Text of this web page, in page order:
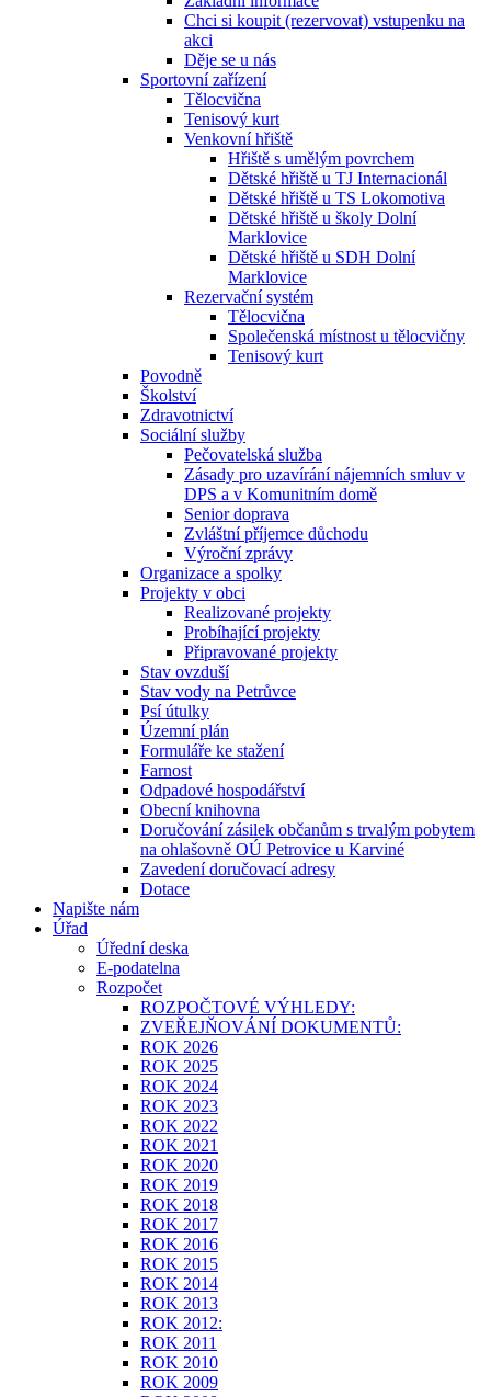
Chci si koupit (rezervovat) vstupenku na
akci
Děje se u nás
Sportovní zařízení
Tělocvična
Tenisový kurt
Venkovní hřiště
Hřiště s umělým povrchem
Dětské hřiště u TJ Internacionál
Dětské hřiště u TS Lokomotiva
Dětské hřiště u školy Dolní
Marklovice
Dětské hřiště u SDH Dolní
Marklovice
Rezervační systém
Tělocvična
Společenská místnost u tělocvičny
Tenisový kurt
Povodně
Školství
Zdravotnictví
Sociální služby
Pečovatelská služba
Zásady pro uzavírání nájemních smluv v
DPS a v Komunitním domě
Senior doprava
Zvláštní příjemce důchodu
Výroční zprávy
Organizace a spolky
Projekty v obci
Realizované projekty
Probíhající projekty
Připravované projekty
Stav ovzduší
Stav vody na Petrůvce
Psí útulky
Územní plán
Formuláře ke stažení
Farnost
Odpadové hospodářství
Obecní knihovna
Doručování zásilek občanům s trvalým pobytem
na ohlašovně OÚ Petrovice u Karviné
Zavedení doručovací adresy
Dotace
Napište nám
Úřad
Úřední deska
E-podatelna
Rozpočet
ROZPOČTOVÉ VÝHLEDY:
ZVEŘEJŇOVÁNÍ DOKUMENTŮ:
ROK 2026
ROK 2025
ROK 2024
ROK 2023
ROK 2022
ROK 2021
ROK 2020
ROK 2019
ROK 2018
ROK 2017
ROK 2016
ROK 2015
ROK 2014
ROK 2013
ROK 2012:
ROK 2011
ROK 2010
ROK 2009